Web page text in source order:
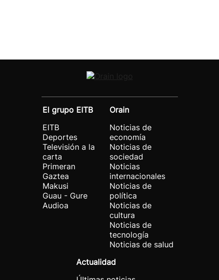
El grupo EITB
EITB
Deportes
Televisión a la
carta
Primeran
Gaztea
Makusi
Guau - Gure
Audioa
Orain
Noticias de
economía
Noticias de
sociedad
Noticias
internacionales
Noticias de
política
Noticias de
cultura
Noticias de
tecnología
Noticias de salud
Actualidad